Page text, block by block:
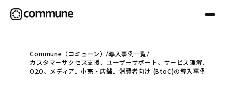
Communeについて
Commune（コミューン）
導入事例一覧
カスタマーサクセス支援、ユーザーサポート、サービス理解、
O2O、メディア、小売・店舗、消費者向け (BtoC)の導入事例